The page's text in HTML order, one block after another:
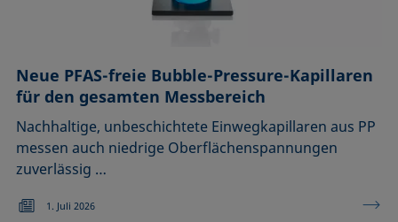
Neue PFAS-freie Bubble-Pressure-Kapillaren
für den gesamten Messbereich
Nachhaltige, unbeschichtete Einwegkapillaren aus PP
messen auch niedrige Oberflächenspannungen
zuverlässig …
1. Juli 2026